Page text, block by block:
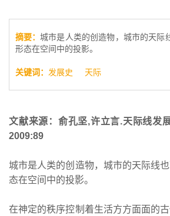
摘要： 城市是人类的创造物，城市的天际
形态在空间中的投影。
关键词： 发展史 天际
文献来源：俞孔坚,许立言.天际线发
2009:89
城市是人类的创造物，城市的天际线
态在空间中的投影。
在神定的秩序控制着生活方方面面的